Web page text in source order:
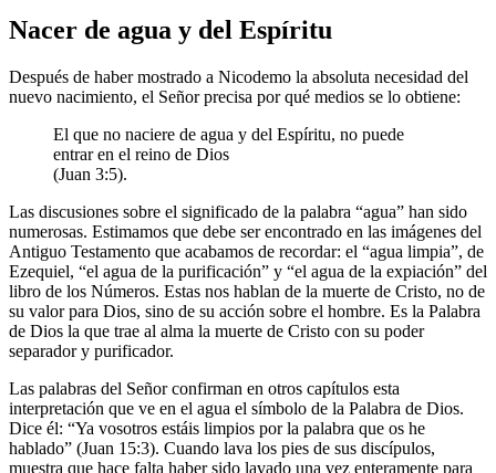
Nacer de agua y del Espíritu
Después de haber mostrado a Nicodemo la absoluta necesidad del
nuevo nacimiento, el Señor precisa por qué medios se lo obtiene:
El que no naciere de agua y del Espíritu, no puede
entrar en el reino de Dios
(Juan 3:5).
Las discusiones sobre el significado de la palabra “agua” han sido
numerosas. Estimamos que debe ser encontrado en las imágenes del
Antiguo Testamento que acabamos de recordar: el “agua limpia”, de
Ezequiel, “el agua de la purificación” y “el agua de la expiación” del
libro de los Números. Estas nos hablan de la muerte de Cristo, no de
su valor para Dios, sino de su acción sobre el hombre. Es la Palabra
de Dios la que trae al alma la muerte de Cristo con su poder
separador y purificador.
Las palabras del Señor confirman en otros capítulos esta
interpretación que ve en el agua el símbolo de la Palabra de Dios.
Dice él: “Ya vosotros estáis limpios por la palabra que os he
hablado” (Juan 15:3). Cuando lava los pies de sus discípulos,
muestra que hace falta haber sido lavado una vez enteramente para